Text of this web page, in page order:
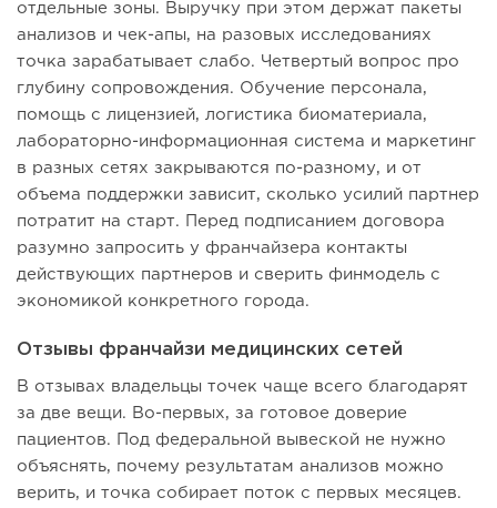
отдельные зоны. Выручку при этом держат пакеты
анализов и чек-апы, на разовых исследованиях
точка зарабатывает слабо. Четвертый вопрос про
глубину сопровождения. Обучение персонала,
помощь с лицензией, логистика биоматериала,
лабораторно-информационная система и маркетинг
в разных сетях закрываются по-разному, и от
объема поддержки зависит, сколько усилий партнер
потратит на старт. Перед подписанием договора
разумно запросить у франчайзера контакты
действующих партнеров и сверить финмодель с
экономикой конкретного города.
Отзывы франчайзи медицинских сетей
В отзывах владельцы точек чаще всего благодарят
за две вещи. Во-первых, за готовое доверие
пациентов. Под федеральной вывеской не нужно
объяснять, почему результатам анализов можно
верить, и точка собирает поток с первых месяцев.